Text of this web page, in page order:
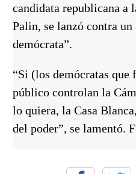
candidata republicana a
Palin, se lanzó contra
demócrata”.
“Si (los demócratas que
público controlan la
lo quiera, la Casa
del poder”, se lamentó.